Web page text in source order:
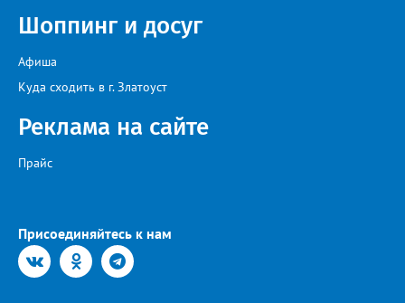
Шоппинг и досуг
Афиша
Куда сходить в г. Златоуст
Реклама на сайте
Прайс
Присоединяйтесь к нам